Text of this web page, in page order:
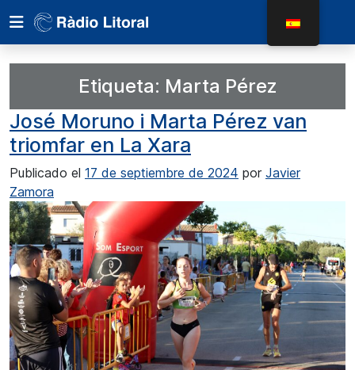
Etiqueta: Marta Pérez
José Moruno i Marta Pérez van
triomfar en La Xara
Publicado el 17 de septiembre de 2024 por Javier
Zamora